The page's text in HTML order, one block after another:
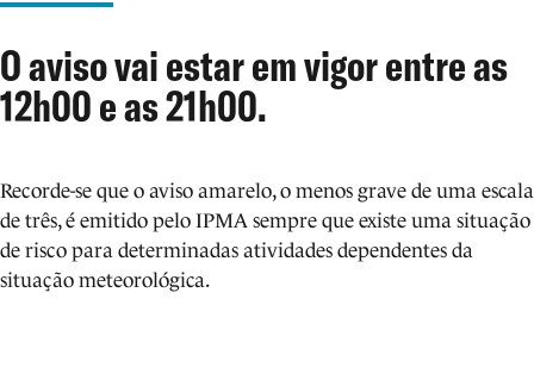
O aviso vai estar em vigor entre as
12h00 e as 21h00.
Recorde-se que o aviso amarelo, o menos grave de uma escala
de três, é emitido pelo IPMA sempre que existe uma situação
de risco para determinadas atividades dependentes da
situação meteorológica.